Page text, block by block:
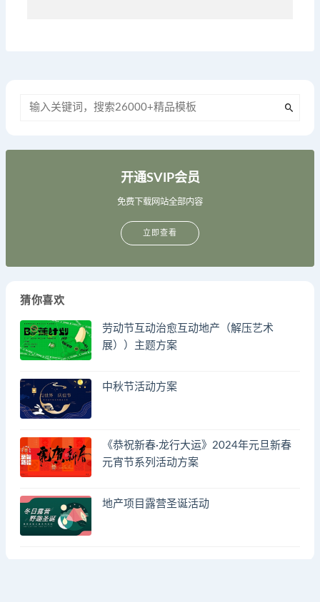
开通SVIP会员
免费下载网站全部内容
立即查看
猜你喜欢
劳动节互动治愈互动地产（解压艺术
展））主题方案
中秋节活动方案
《恭祝新春·龙行大运》2024年元旦新春
元宵节系列活动方案
地产项目露营圣诞活动